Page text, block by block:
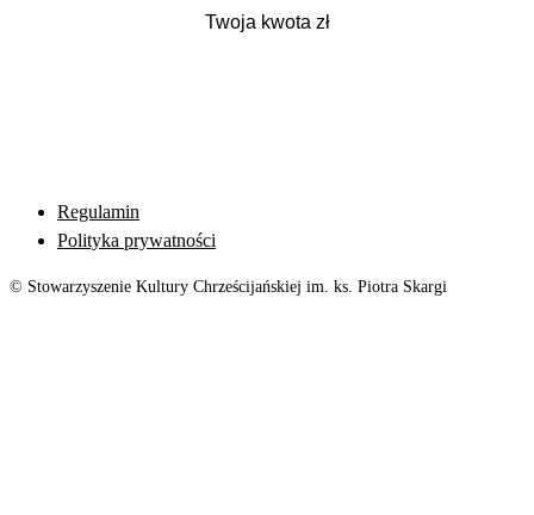
Regulamin
Polityka prywatności
© Stowarzyszenie Kultury Chrześcijańskiej im. ks. Piotra Skargi